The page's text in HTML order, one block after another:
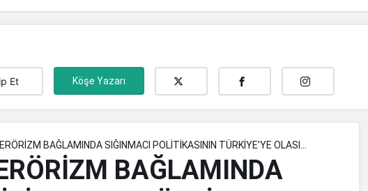
Et Köşe Yazarı
BAĞLAMINDA SIĞINMACI POLİTİKASININ TÜRKİYE’YE OLASI
BAĞLAMINDA